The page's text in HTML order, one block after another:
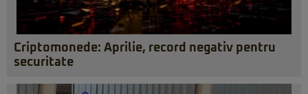
Criptomonede: Aprilie, record negativ pentru
securitate